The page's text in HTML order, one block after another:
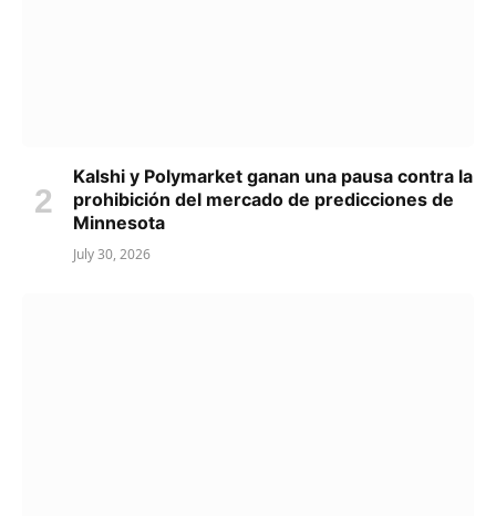
Kalshi y Polymarket ganan una pausa contra la
prohibición del mercado de predicciones de
Minnesota
July 30, 2026